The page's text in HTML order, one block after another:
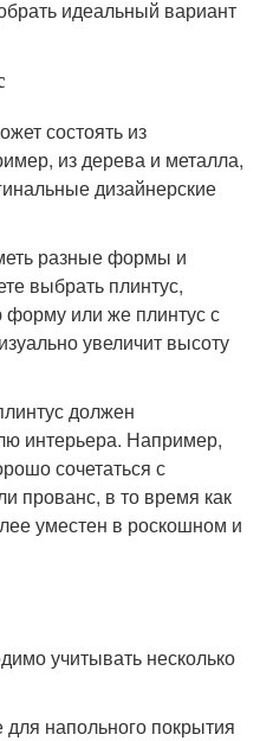
идеальный вариант
состоять из
из дерева и металла,
дизайнерские
разные формы и
выбрать плинтус,
форму или же плинтус с
увеличит высоту
должен
интерьера. Например,
сочетаться с
прованс, в то время как
уместен в роскошном и
учитывать несколько
напольного покрытия